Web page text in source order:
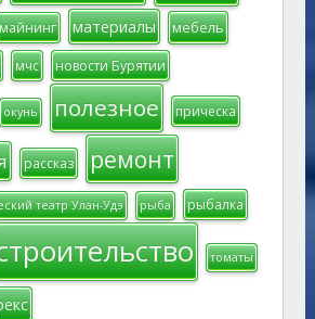
материалы мебель
мчс новости Бурятии
окунь полезное прическа
рассказ ремонт
театр Улан-Удэ рыба рыбалка
томаты